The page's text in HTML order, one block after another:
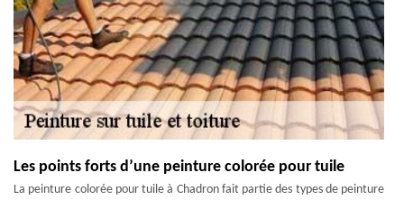
Les points forts d’une peinture colorée pour tuile
La peinture colorée pour tuile à Chadron fait partie des types de peinture